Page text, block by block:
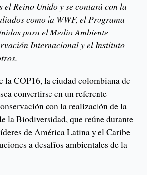
el Reino Unido y se contará con la
como la WWF, el Programa
para el Medio Ambiente
Internacional y el Instituto
la COP16, la ciudad colombiana de
convertirse en un referente
con la realización de la
la Biodiversidad, que reúne durante
de América Latina y el Caribe
a desafíos ambientales de la